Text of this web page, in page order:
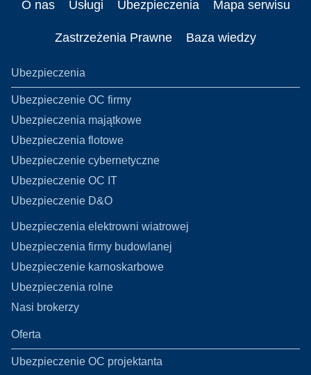
O nas Usługi Ubezpieczenia Mapa serwisu
Zastrzeżenia Prawne Baza wiedzy
Ubezpieczenia
Ubezpieczenie OC firmy
Ubezpieczenia majątkowe
Ubezpieczenia flotowe
Ubezpieczenie cybernetyczne
Ubezpieczenie OC IT
Ubezpieczenie D&O
Ubezpieczenia elektrowni wiatrowej
Ubezpieczenia firmy budowlanej
Ubezpieczenie karnoskarbowe
Ubezpieczenia rolne
Nasi brokerzy
Oferta
Ubezpieczenie OC projektanta